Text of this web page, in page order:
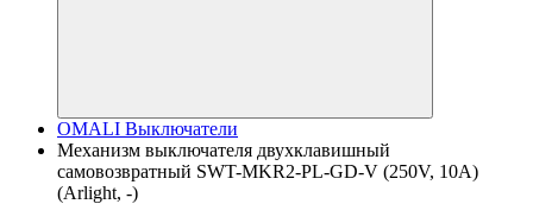
OMALI Выключатели
Механизм выключателя двухклавишный
самовозвратный SWT-MKR2-PL-GD-V (250V, 10A)
(Arlight, -)